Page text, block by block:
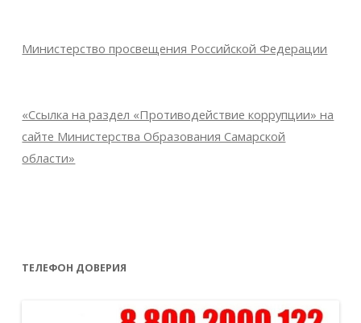
Министерство просвещения Российской Федерации
«Ссылка на раздел «Противодействие коррупции» на
сайте Министерства Образования Самарской
области»
ТЕЛЕФОН ДОВЕРИЯ